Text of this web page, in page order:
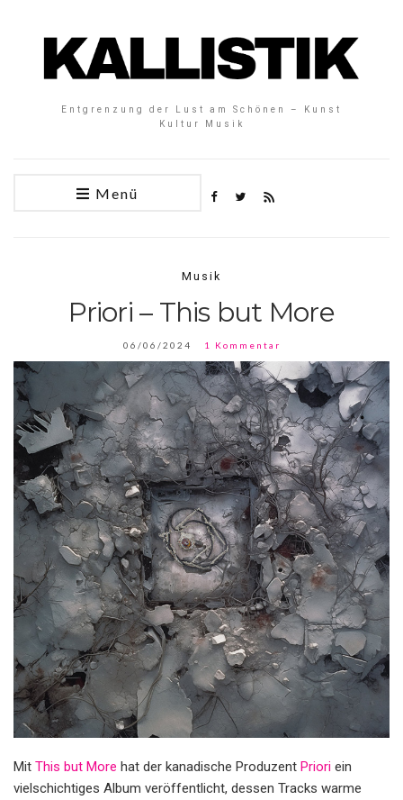
Entgrenzung der Lust am Schönen – Kunst
Kultur Musik
Menü
Musik
Priori – This but More
06/06/2024 1 Kommentar
Mit This but More hat der kanadische Produzent Priori ein
vielschichtiges Album veröffentlicht, dessen Tracks warme